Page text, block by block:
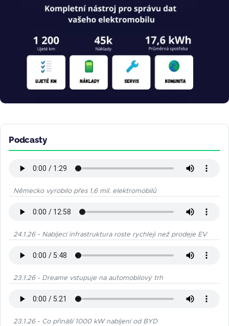
Podcasty
Německo vyrobilo přes 1,6 mil. elektromobilů
24.1.26 - Nabíjecí infrastruktura roste rychleji než prodeje EV
23.1.26 - Dreame vstupuje na automobilový trh
23.1.26 - Co přináší 1000 kW nabíjení od BYD